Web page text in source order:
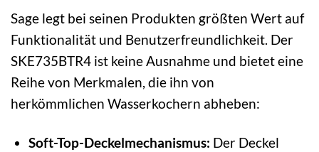
Sage legt bei seinen Produkten größten Wert auf
Funktionalität und Benutzerfreundlichkeit. Der
SKE735BTR4 ist keine Ausnahme und bietet eine
Reihe von Merkmalen, die ihn von
herkömmlichen Wasserkochern abheben:
Soft-Top-Deckelmechanismus: Der Deckel